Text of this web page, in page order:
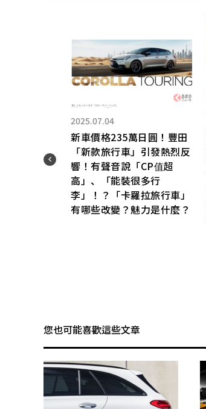
2025.07.04
新車價格235萬日圓！豐田
「新款旅行車」引發熱烈反
響！有聲音說「CP值超
高」、「能裝很多行
李」！？「卡羅拉旅行車」
有哪些改變？魅力是什麼？
您也可能喜歡這些文章